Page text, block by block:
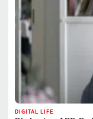
DIGITAL LIFE